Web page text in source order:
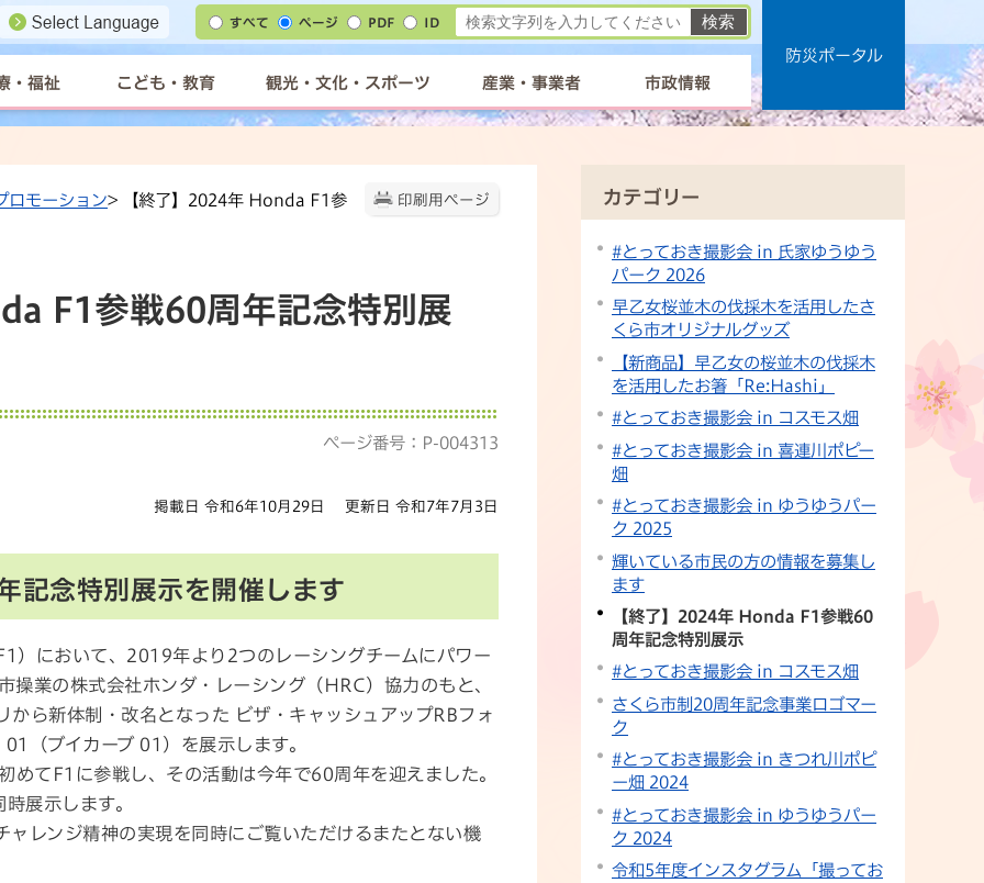
すべて ページ PDF ID
・福祉 こども・教育 観光・文化・スポーツ 産業・事業者 市政情報
防災ポータル
印刷用ページ
ロモーション> 【終了】2024年 Honda F1参
F1参戦60周年記念特別展
ページ番号：P-004313
掲載日 令和6年10月29日 更新日 令和7年7月3日
念特別展示を開催します
）において、2019年より2つのレーシングチームにパワー
操業の株式会社ホンダ・レーシング（HRC）協力のもと、
から新体制・改名となった ビザ・キャッシュアップRBフォ
（ブイカーブ 01）を展示します。
てF1に参戦し、その活動は今年で60周年を迎えました。
展示します。
レンジ精神の実現を同時にご覧いただけるまたとない機
カテゴリー
#とっておき撮影会 in 氏家ゆうゆう
パーク 2026
早乙女桜並木の伐採木を活用したさ
くら市オリジナルグッズ
【新商品】早乙女の桜並木の伐採木
を活用したお箸「Re:Hashi」
#とっておき撮影会 in コスモス畑
#とっておき撮影会 in 喜連川ポピー
畑
#とっておき撮影会 in ゆうゆうパー
ク 2025
輝いている市民の方の情報を募集し
ます
【終了】2024年 Honda F1参戦60
周年記念特別展示
#とっておき撮影会 in コスモス畑
さくら市制20周年記念事業ロゴマー
ク
#とっておき撮影会 in きつれ川ポピ
ー畑 2024
#とっておき撮影会 in ゆうゆうパー
ク 2024
令和5年度インスタグラム「撮ってお